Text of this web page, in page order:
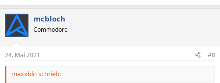
mcbloch
Commodore
24. Mai 2021 #8
maxxbln schrieb: